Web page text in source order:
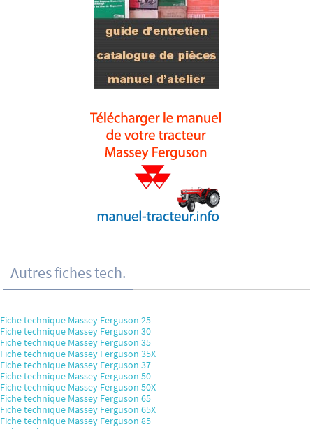
Autres fiches tech.
Fiche technique Massey Ferguson 25
Fiche technique Massey Ferguson 30
Fiche technique Massey Ferguson 35
Fiche technique Massey Ferguson 35X
Fiche technique Massey Ferguson 37
Fiche technique Massey Ferguson 50
Fiche technique Massey Ferguson 50X
Fiche technique Massey Ferguson 65
Fiche technique Massey Ferguson 65X
Fiche technique Massey Ferguson 85